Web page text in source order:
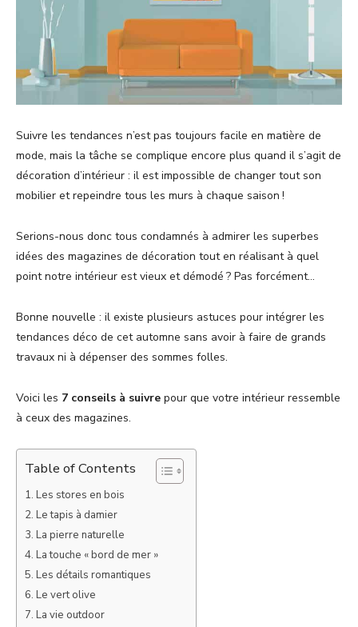
Suivre les tendances n’est pas toujours facile en matière de
mode, mais la tâche se complique encore plus quand il s’agit de
décoration d’intérieur : il est impossible de changer tout son
mobilier et repeindre tous les murs à chaque saison !
Serions-nous donc tous condamnés à admirer les superbes
idées des magazines de décoration tout en réalisant à quel
point notre intérieur est vieux et démodé ? Pas forcément…
Bonne nouvelle : il existe plusieurs astuces pour intégrer les
tendances déco de cet automne sans avoir à faire de grands
travaux ni à dépenser des sommes folles.
Voici les 7 conseils à suivre pour que votre intérieur ressemble
à ceux des magazines.
Table of Contents
Les stores en bois
Le tapis à damier
La pierre naturelle
La touche « bord de mer »
Les détails romantiques
Le vert olive
La vie outdoor